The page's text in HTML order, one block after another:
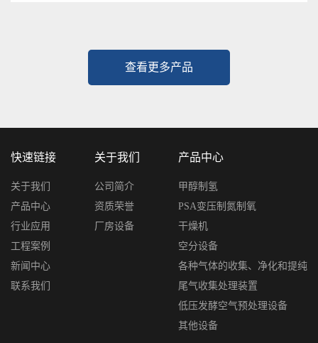
查看更多产品
快速链接
关于我们
产品中心
行业应用
工程案例
新闻中心
联系我们
关于我们
公司简介
资质荣誉
厂房设备
产品中心
甲醇制氢
PSA变压制氮制氧
干燥机
空分设备
各种气体的收集、净化和提纯
尾气收集处理装置
低压发酵空气预处理设备
其他设备